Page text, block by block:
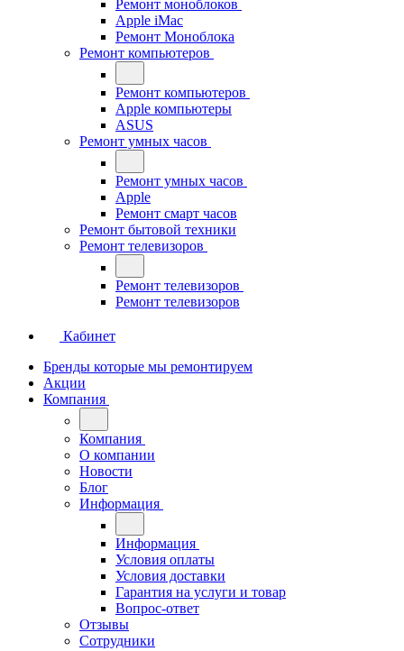
Ремонт моноблоков
Apple iMac
Ремонт Моноблока
Ремонт компьютеров
Ремонт компьютеров
Apple компьютеры
ASUS
Ремонт умных часов
Ремонт умных часов
Apple
Ремонт смарт часов
Ремонт бытовой техники
Ремонт телевизоров
Ремонт телевизоров
Ремонт телевизоров
Кабинет
Бренды которые мы ремонтируем
Акции
Компания
Компания
О компании
Новости
Блог
Информация
Информация
Условия оплаты
Условия доставки
Гарантия на услуги и товар
Вопрос-ответ
Отзывы
Сотрудники